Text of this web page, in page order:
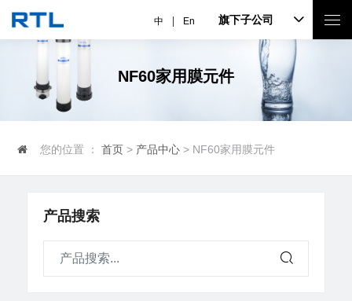
中 En 旗下子公司
NF60家用膜元件
您的位置 ：首页 > 产品中心 > NF60家用膜元件
产品搜索